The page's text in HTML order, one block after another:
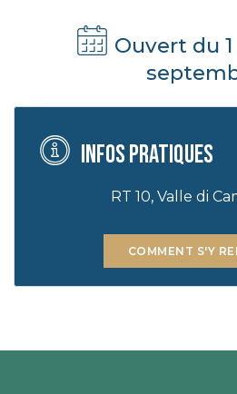
Ouvert du
Infos pratiques
RT 10, Valle di
COMMENT S'Y